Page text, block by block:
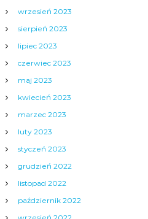
wrzesień 2023
sierpień 2023
lipiec 2023
czerwiec 2023
maj 2023
kwiecień 2023
marzec 2023
luty 2023
styczeń 2023
grudzień 2022
listopad 2022
październik 2022